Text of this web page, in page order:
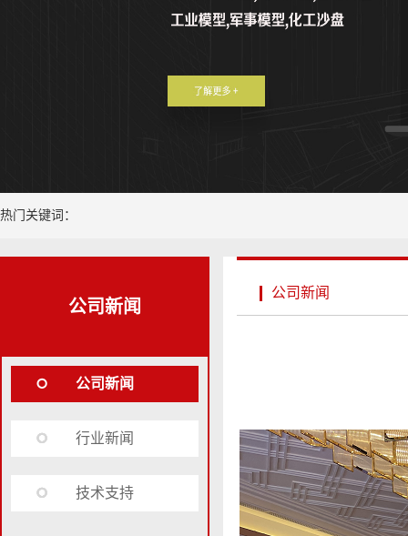
热门关键词：
公司新闻
公司新闻
行业新闻
技术支持
公司新闻